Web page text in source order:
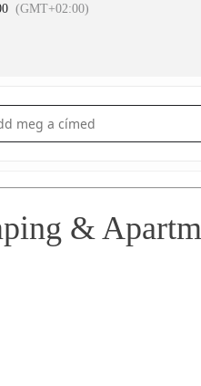
(GMT+02:00)
- XXIII. New Orleans Jazz
&